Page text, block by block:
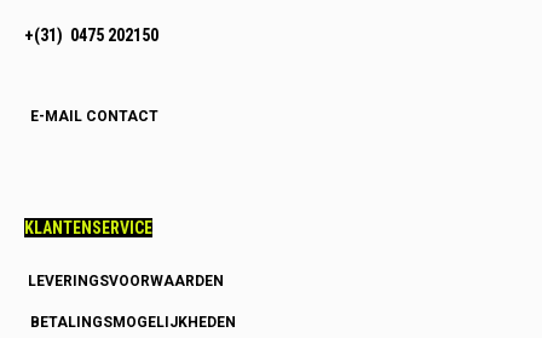
+(31) 0475 202150
E-MAIL CONTACT
KLANTENSERVICE
LEVERINGSVOORWAARDEN
BETALINGSMOGELIJKHEDEN